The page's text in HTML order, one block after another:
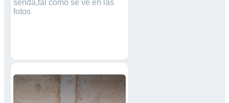
senda,tal como se ve en las
fotos